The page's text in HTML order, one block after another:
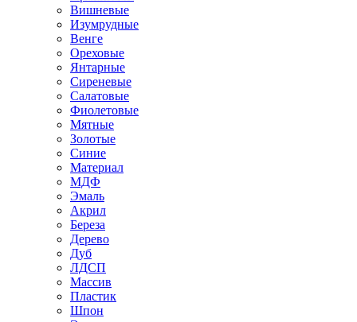
Вишневые
Изумрудные
Венге
Ореховые
Янтарные
Сиреневые
Салатовые
Фиолетовые
Мятные
Золотые
Синие
Материал
МДФ
Эмаль
Акрил
Береза
Дерево
Дуб
ЛДСП
Массив
Пластик
Шпон